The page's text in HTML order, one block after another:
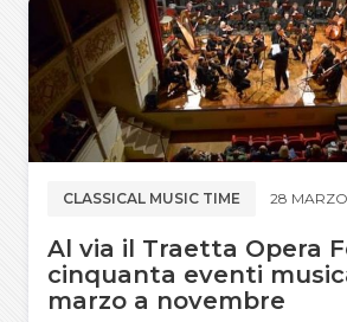
CLASSICAL MUSIC TIME 28
Al via il Traetta Opera
cinquanta eventi
marzo a novembre